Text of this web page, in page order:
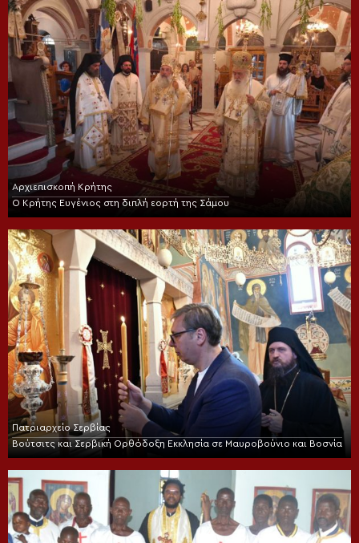
Αρχιεπισκοπή Κρήτης
Ο Κρήτης Ευγένιος στη διπλή εορτή της Σάμου
Πατριαρχείο Σερβίας
Βούτσιτς και Σερβική Ορθόδοξη Εκκλησία σε Μαυροβούνιο και Βοσνία